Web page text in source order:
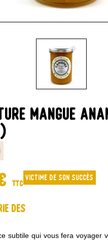
MANGUE
TTC
Victime de son succès
des
subtile qui vous fera voyager